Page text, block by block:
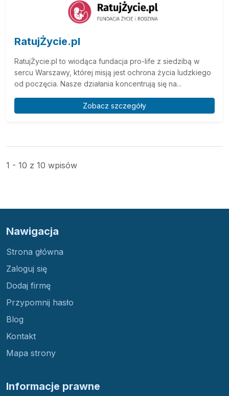
RatujŻycie.pl
RatujŻycie.pl to wiodąca fundacja pro-life z siedzibą w
sercu Warszawy, której misją jest ochrona życia ludzkiego
od poczęcia. Nasze działania koncentrują się na...
Zobacz szczegóły
1 - 10 z 10 wpisów
Nawigacja
Strona główna
Zaloguj się
Dodaj firmę
Przypomnij hasło
Blog
Kontakt
Mapa strony
Informacje prawne